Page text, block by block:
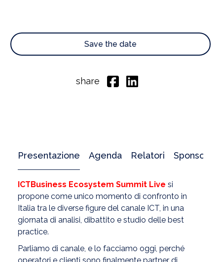
Save the date
share
Presentazione Agenda Relatori Sponsor
ICTBusiness Ecosystem Summit Live si
propone come unico momento di confronto in
Italia tra le diverse figure del canale ICT, in una
giornata di analisi, dibattito e studio delle best
practice.
Parliamo di canale, e lo facciamo oggi, perché